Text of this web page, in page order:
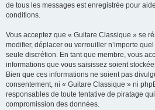
de tous les messages est enregistrée pour
conditions.
Vous acceptez que « Guitare Classique » se
modifier, déplacer ou verrouiller n’importe
seule discrétion. En tant que membre, vous
informations que vous saisissez soient
Bien que ces informations ne soient pas
consentement, ni « Guitare Classique » ni
responsables de toute tentative de piratage
compromission des données.